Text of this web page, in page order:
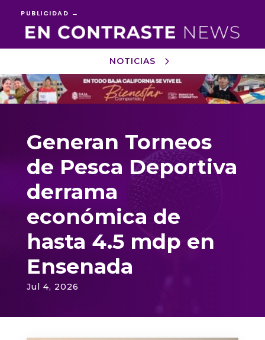
PUBLICIDAD →
NOTICIAS
Reproductor
de
vídeo
Generan Torneos
de Pesca Deportiva
derrama
económica de
hasta 4.5 mdp en
Ensenada
Jul 4, 2026